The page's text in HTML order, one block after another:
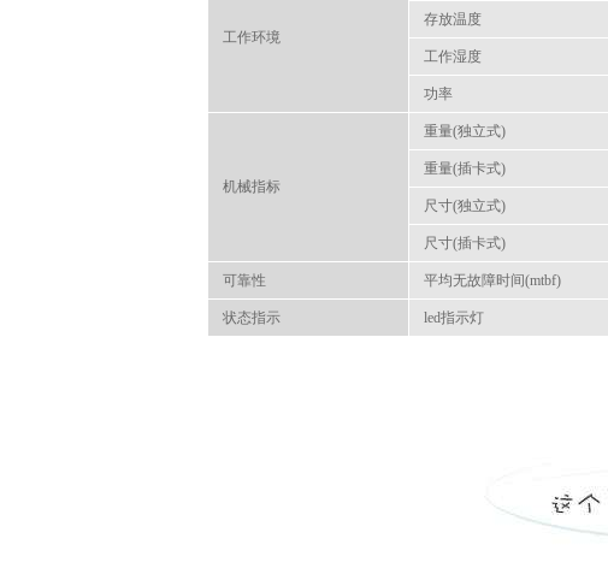
工作环境
存放温度
工作湿度
功率
机械指标
重量(独立式)
重量(插卡式)
尺寸(独立式)
尺寸(插卡式)
可靠性 平均无故障时间(mtbf)
状态指示 led指示灯